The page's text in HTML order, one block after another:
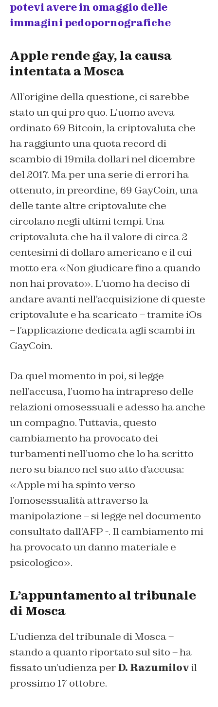
potevi avere in omaggio delle
immagini pedopornografiche
Apple rende gay, la causa
intentata a Mosca
All’origine della questione, ci sarebbe
stato un qui pro quo. L’uomo aveva
ordinato 69 Bitcoin, la criptovaluta che
ha raggiunto una quota record di
scambio di 19mila dollari nel dicembre
del 2017. Ma per una serie di errori ha
ottenuto, in preordine, 69 GayCoin, una
delle tante altre criptovalute che
circolano negli ultimi tempi. Una
criptovaluta che ha il valore di circa 2
centesimi di dollaro americano e il cui
motto era «Non giudicare fino a quando
non hai provato». L’uomo ha deciso di
andare avanti nell’acquisizione di queste
criptovalute e ha scaricato – tramite iOs
– l’applicazione dedicata agli scambi in
GayCoin.
Da quel momento in poi, si legge
nell’accusa, l’uomo ha intrapreso delle
relazioni omosessuali e adesso ha anche
un compagno. Tuttavia, questo
cambiamento ha provocato dei
turbamenti nell’uomo che lo ha scritto
nero su bianco nel suo atto d’accusa:
«Apple mi ha spinto verso
l’omosessualità attraverso la
manipolazione – si legge nel documento
consultato dall’AFP -. Il cambiamento mi
ha provocato un danno materiale e
psicologico».
L’appuntamento al tribunale
di Mosca
L’udienza del tribunale di Mosca –
stando a quanto riportato sul sito – ha
fissato un’udienza perD. Razumilovil
prossimo 17 ottobre.